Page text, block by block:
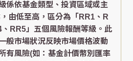
係依基金類型、投資區域或主
由低至高，區分為「RR1、R
RR5」五個風險報酬等級。此
般市場狀況反映市場價格波動
有風險(如：基金計價幣別匯率